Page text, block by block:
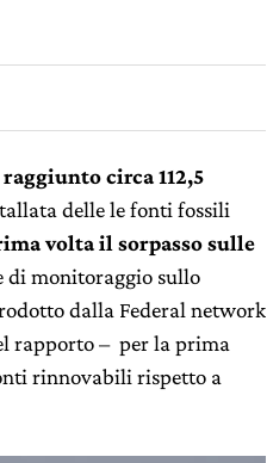
circa 112,5
delle le fonti fossili
volta il sorpasso sulle
di monitoraggio sullo
dalla Federal network
rapporto – per la prima
rinnovabili rispetto a